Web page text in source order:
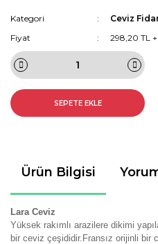
Kategori
Ceviz
Fiyat
298,20 TL
SEPETE EKLE
Ürün Bilgisi
Lara Ceviz
Yüksek rakımlı arazilere dikimi
bir ceviz çeşididir.Fransız orijinli bir